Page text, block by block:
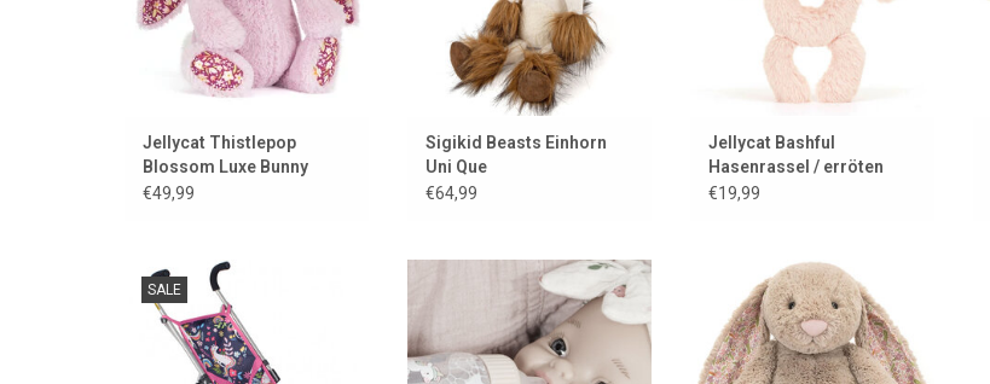
Jellycat Thistlepop
Blossom Luxe Bunny
€49,99
Sigikid Beasts Einhorn
Uni Que
€64,99
Jellycat Bashful
Hasenrassel / erröten
€19,99
SALE
Nehmen Sie Ihre Puppen in
diesem praktischen Buggy mit
nach draußen. Passend für die
Gordi-Puppen von Paola Reina
und für die Miniland-Puppen.
Die Milch verschwindet, wenn
man der Puppe eine Flasche gibt.
ZUM WARENKORB HINZUFÜGEN
Ein großes Jellycat-Kaninchen
ZUM WARENKORB HINZUFÜGEN